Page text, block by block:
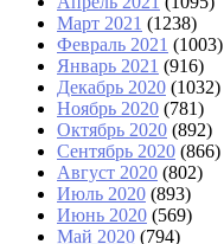
Март 2021 (1238)
Февраль 2021 (1003)
Январь 2021 (916)
Декабрь 2020 (1032)
Ноябрь 2020 (781)
Октябрь 2020 (892)
Сентябрь 2020 (866)
Август 2020 (802)
Июль 2020 (893)
Июнь 2020 (569)
Май 2020 (794)